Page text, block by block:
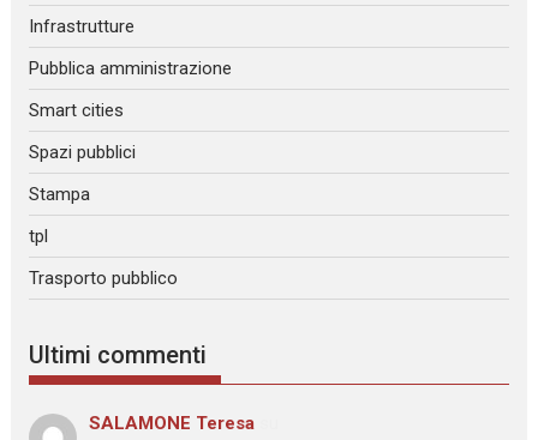
Infrastrutture
Pubblica amministrazione
Smart cities
Spazi pubblici
Stampa
tpl
Trasporto pubblico
Ultimi commenti
SALAMONE Teresa